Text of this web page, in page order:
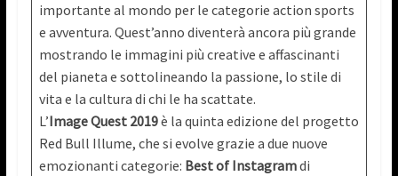
importante al mondo per le categorie action sports
e avventura. Quest’anno diventerà ancora più grande
mostrando le immagini più creative e affascinanti
del pianeta e sottolineando la passione, lo stile di
vita e la cultura di chi le ha scattate.
L’Image Quest 2019è la quinta edizione del progetto
Red Bull Illume, che si evolve grazie a due nuove
emozionanti categorie: Best of Instagramdi